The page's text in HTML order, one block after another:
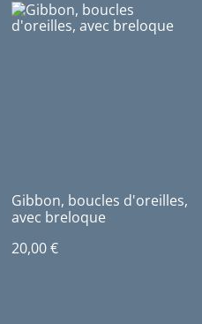
Gibbon, boucles d'oreilles,
avec breloque
20,00 €